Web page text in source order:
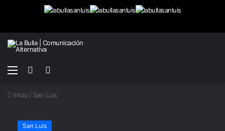
Menú
Buscar
Inicio / San Luis
San Luis